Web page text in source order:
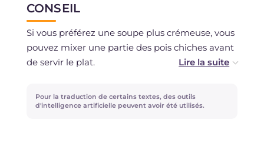
cuisson.
CONSEIL
Si vous préférez une soupe plus crémeuse, vous
pouvez mixer une partie des pois chiches avant
de servir le plat.
Vous pouvez ajouter les épices de votre choix,
par exemple une pincée de curry, une cuillère
Pour la traduction de certains textes, des outils
d'intelligence artificielle peuvent avoir été utilisés.